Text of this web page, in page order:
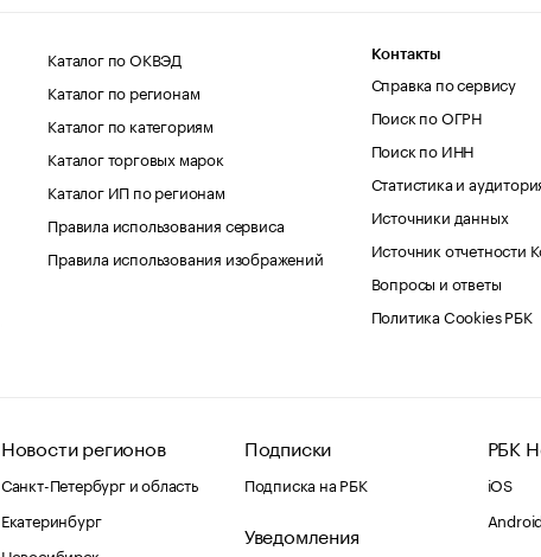
Каталог по ОКВЭД
Каталог по регионам
Каталог по категориям
Каталог торговых марок
Каталог ИП по регионам
Правила использования сервиса
Правила использования изображений
Контакты
Справка по сервису
Поиск по ОГРН
Поиск по ИНН
Статистика и
Источники данных
Источник отчетности
Вопросы и ответы
Политика Cookies РБК
Новости регионов
Санкт-Петербург и область
Екатеринбург
Подписки
Подписка на РБК
Уведомления
РБК
iOS